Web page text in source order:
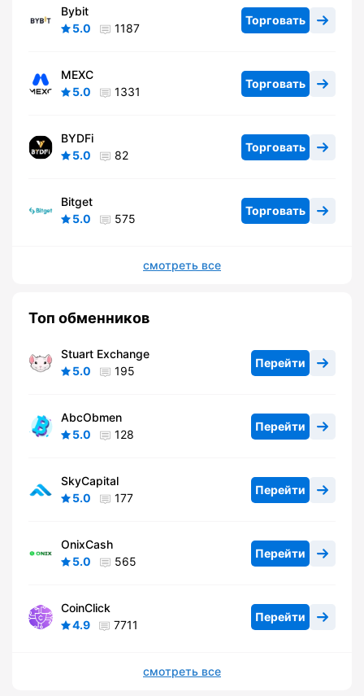
Bybit
5.0
1187
Торговать
MEXC
5.0
1331
Торговать
BYDFi
5.0
82
Торговать
Bitget
5.0
575
Торговать
смотреть все
Топ обменников
Stuart Exchange
5.0
195
Перейти
AbcObmen
5.0
128
Перейти
SkyCapital
5.0
177
Перейти
OnixCash
5.0
565
Перейти
CoinClick
4.9
7711
Перейти
смотреть все